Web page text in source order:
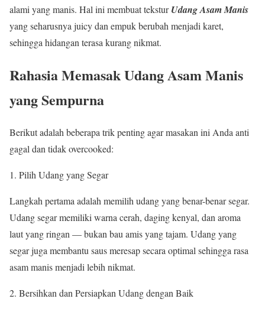
alami yang manis. Hal ini membuat teksturUdang Asam Manis
yang seharusnya juicy dan empuk berubah menjadi karet,
sehingga hidangan terasa kurang nikmat.
Rahasia Memasak Udang Asam Manis
yang Sempurna
Berikut adalah beberapa trik penting agar masakan ini Anda anti
gagal dan tidak overcooked:
Pilih Udang yang Segar
Langkah pertama adalah memilih udang yang benar-benar segar.
Udang segar memiliki warna cerah, daging kenyal, dan aroma
laut yang ringan — bukan bau amis yang tajam. Udang yang
segar juga membantu saus meresap secara optimal sehingga rasa
asam manis menjadi lebih nikmat.
Bersihkan dan Persiapkan Udang dengan Baik